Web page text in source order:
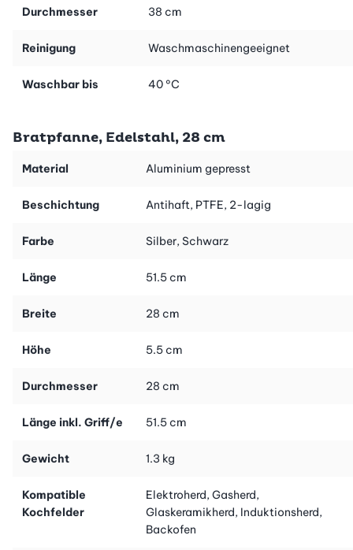
Durchmesser 38 cm
Reinigung Waschmaschinengeeignet
Waschbar bis 40 °C
Bratpfanne, Edelstahl, 28 cm
Material Aluminium gepresst
Beschichtung Antihaft, PTFE, 2-lagig
Farbe Silber, Schwarz
Länge 51.5 cm
Breite 28 cm
Höhe 5.5 cm
Durchmesser 28 cm
Länge inkl. Griff/e 51.5 cm
Gewicht 1.3 kg
Kompatible
Kochfelder
Elektroherd, Gasherd,
Glaskeramikherd, Induktionsherd,
Backofen